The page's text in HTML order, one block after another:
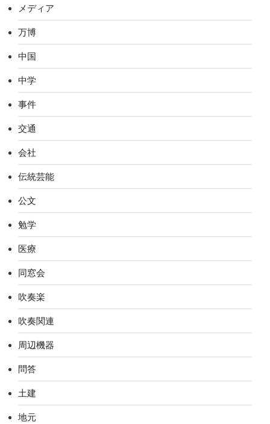
メディア
万博
中国
中学
事件
交通
会社
伝統芸能
公文
勉学
医療
同窓会
吹奏楽
吹奏関連
周辺機器
問答
土建
地元